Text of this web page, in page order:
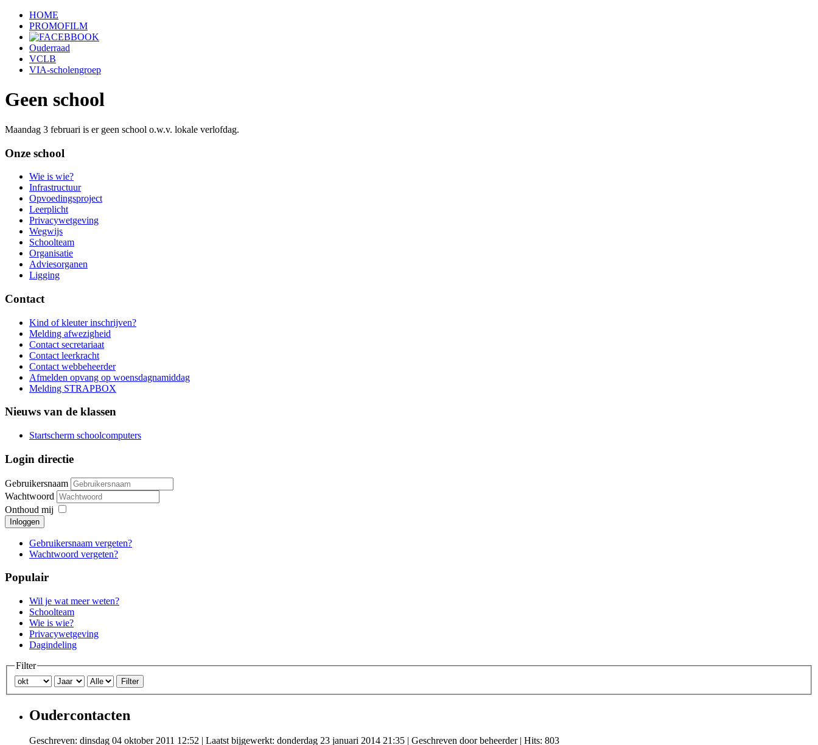
HOME
PROMOFILM
Ouderraad
VCLB
VIA-scholengroep
Geen school
Maandag 3 februari is er geen school o.w.v. lokale verlofdag.
Onze school
Wie is wie?
Infrastructuur
Opvoedingsproject
Leerplicht
Privacywetgeving
Wegwijs
Schoolteam
Organisatie
Adviesorganen
Ligging
Contact
Kind of kleuter inschrijven?
Melding afwezigheid
Contact secretariaat
Contact leerkracht
Contact webbeheerder
Afmelden opvang op woensdagnamiddag
Melding STRAPBOX
Nieuws van de klassen
Startscherm schoolcomputers
Login directie
Gebruikersnaam
Wachtwoord
Onthoud mij
Inloggen
Gebruikersnaam vergeten?
Wachtwoord vergeten?
Populair
Wil je wat meer weten?
Schoolteam
Wie is wie?
Privacywetgeving
Dagindeling
Filter
Filter
Oudercontacten
Geschreven: dinsdag 04 oktober 2011 12:52 Laatst bijgewerkt: donderdag 23 januari 2014 21:35 Geschreven door beheerder| Hits: 803